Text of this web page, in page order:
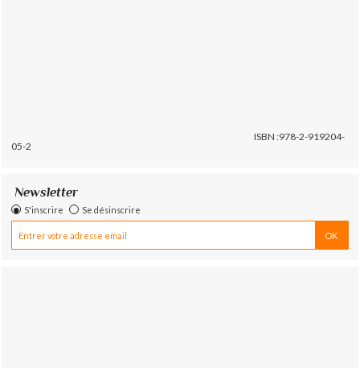
ISBN :978-2-919204-
05-2
Newsletter
S'inscrire Se désinscrire